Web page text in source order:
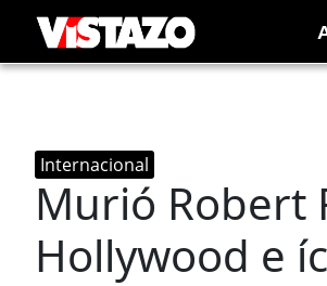
Internacional
Murió Robert
Hollywood e